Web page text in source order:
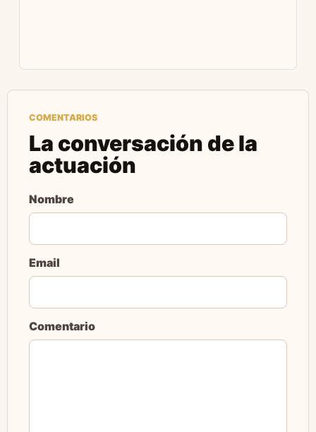
COMENTARIOS
La conversación de la
actuación
Nombre
Email
Comentario